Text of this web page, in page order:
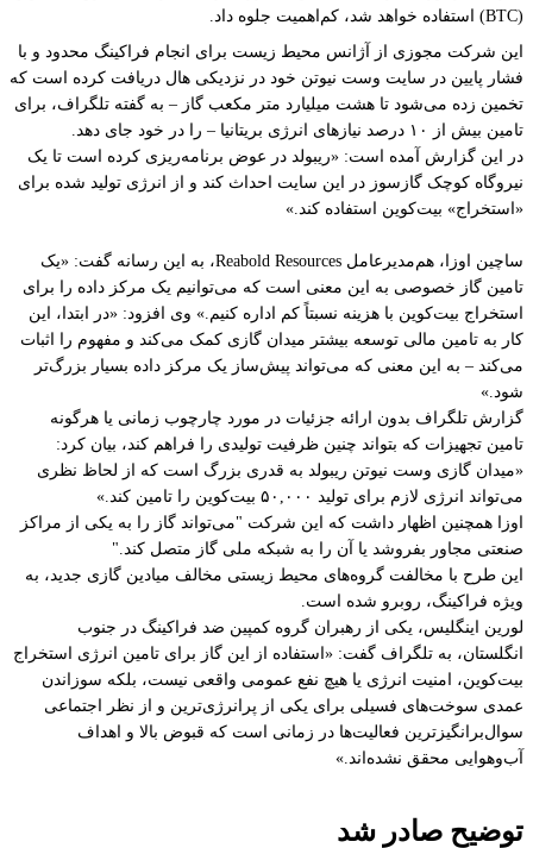
(BTC) استفاده خواهد شد، کم‌اهمیت جلوه داد.
این شرکت مجوزی از آژانس محیط زیست برای انجام فراکینگ محدود و با
فشار پایین در سایت وست نیوتن خود در نزدیکی هال دریافت کرده است که
تخمین زده می‌شود تا هشت میلیارد متر مکعب گاز – به گفته تلگراف، برای
تامین بیش از ۱۰ درصد نیازهای انرژی بریتانیا – را در خود جای دهد.
در این گزارش آمده است: «ریبولد در عوض برنامه‌ریزی کرده است تا یک
نیروگاه کوچک گازسوز در این سایت احداث کند و از انرژی تولید شده برای
«استخراج» بیت‌کوین استفاده کند.»
ساچین اوزا، هم‌مدیرعامل Reabold Resources، به این رسانه گفت: «یک
تامین گاز خصوصی به این معنی است که می‌توانیم یک مرکز داده را برای
استخراج بیت‌کوین با هزینه نسبتاً کم اداره کنیم.» وی افزود: «در ابتدا، این
کار به تامین مالی توسعه بیشتر میدان گازی کمک می‌کند و مفهوم را اثبات
می‌کند – به این معنی که می‌تواند پیش‌ساز یک مرکز داده بسیار بزرگ‌تر
شود.»
گزارش تلگراف بدون ارائه جزئیات در مورد چارچوب زمانی یا هرگونه
تامین تجهیزات که بتواند چنین ظرفیت تولیدی را فراهم کند، بیان کرد:
«میدان گازی وست نیوتن ریبولد به قدری بزرگ است که از لحاظ نظری
می‌تواند انرژی لازم برای تولید ۵۰,۰۰۰ بیت‌کوین را تامین کند.»
اوزا همچنین اظهار داشت که این شرکت "می‌تواند گاز را به یکی از مراکز
صنعتی مجاور بفروشد یا آن را به شبکه ملی گاز متصل کند."
این طرح با مخالفت گروه‌های محیط زیستی مخالف میادین گازی جدید، به
ویژه فراکینگ، روبرو شده است.
لورین اینگلیس، یکی از رهبران گروه کمپین ضد فراکینگ در جنوب
انگلستان، به تلگراف گفت: «استفاده از این گاز برای تامین انرژی استخراج
بیت‌کوین، امنیت انرژی یا هیچ نفع عمومی واقعی نیست، بلکه سوزاندن
عمدی سوخت‌های فسیلی برای یکی از پرانرژی‌ترین و از نظر اجتماعی
سوال‌برانگیزترین فعالیت‌ها در زمانی است که قبوض بالا و اهداف
آب‌وهوایی محقق نشده‌اند.»
توضیح صادر شد